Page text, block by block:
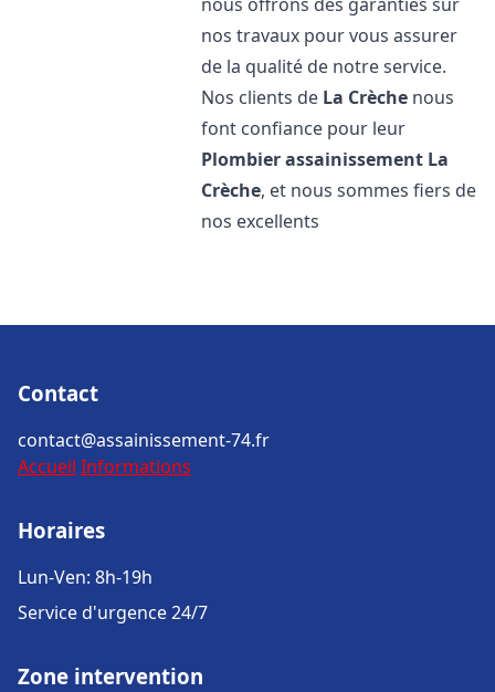
nos travaux pour vous assurer
de la qualité de notre service.
Nos clients de La Crèche nous
font confiance pour leur
Plombier assainissement La
Crèche, et nous sommes fiers de
nos excellents
Contact
contact@assainissement-74.fr
Accueil Informations
Horaires
Lun-Ven: 8h-19h
Service d'urgence 24/7
Zone intervention